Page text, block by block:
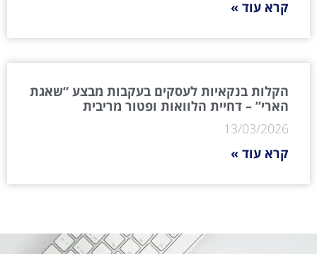
קרא עוד »
הקלות בנקאיות לעסקים בעקבות מבצע “שאגת
הארי” – דחיית הלוואות ופטור מריבית
13/03/2026
קרא עוד »